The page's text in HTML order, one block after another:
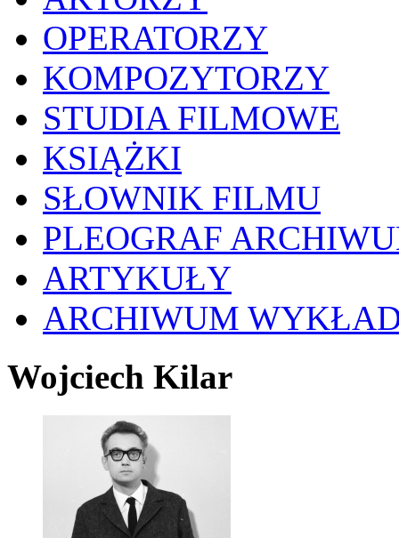
OPERATORZY
KOMPOZYTORZY
STUDIA FILMOWE
KSIĄŻKI
SŁOWNIK FILMU
PLEOGRAF
ARTYKUŁY
ARCHIWUM
Wojciech Kilar